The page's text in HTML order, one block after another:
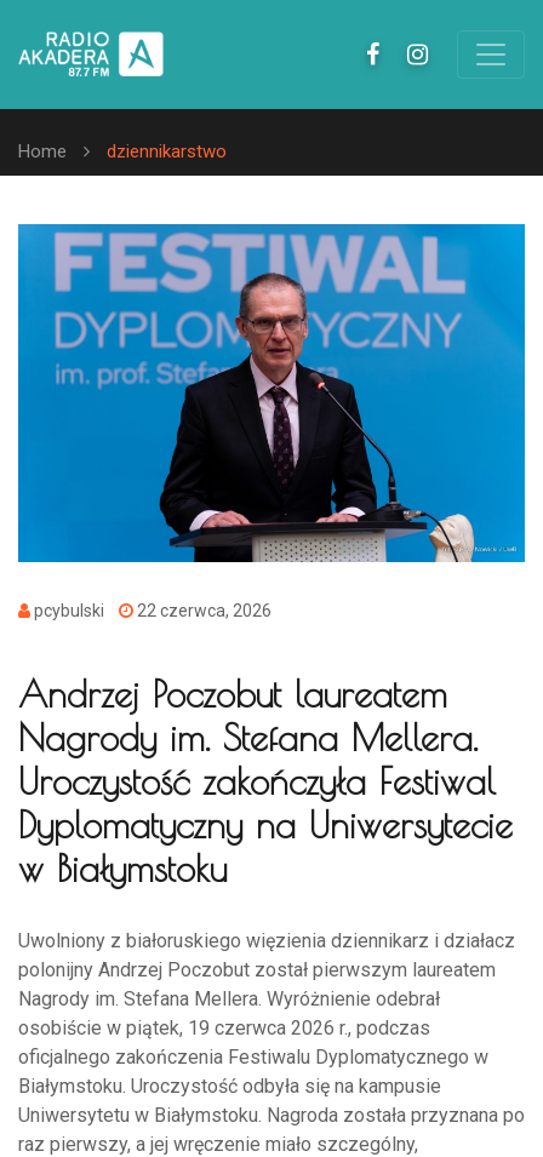
Home dziennikarstwo
pcybulski 22 czerwca, 2026
Andrzej Poczobut laureatem
Nagrody im. Stefana Mellera.
Uroczystość zakończyła Festiwal
Dyplomatyczny na Uniwersytecie
w Białymstoku
Uwolniony z białoruskiego więzienia dziennikarz i działacz
polonijny Andrzej Poczobut został pierwszym laureatem
Nagrody im. Stefana Mellera. Wyróżnienie odebrał
osobiście w piątek, 19 czerwca 2026 r., podczas
oficjalnego zakończenia Festiwalu Dyplomatycznego w
Białymstoku. Uroczystość odbyła się na kampusie
Uniwersytetu w Białymstoku. Nagroda została przyznana po
raz pierwszy, a jej wręczenie miało szczególny,